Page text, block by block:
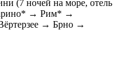
(7 ночей на море, отель
→ Рим* →
→ Брно →